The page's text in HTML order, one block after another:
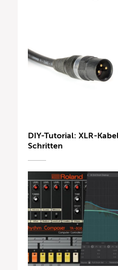
DIY-Tutorial: XLR-
Schritten